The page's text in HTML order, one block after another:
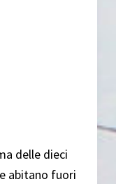
delle dieci
abitano fuori